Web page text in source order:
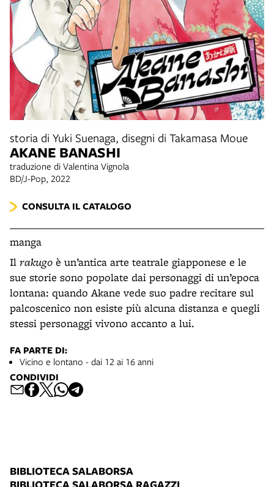
storia di Yuki Suenaga, disegni di Takamasa Moue
AKANE BANASHI
traduzione di Valentina Vignola
BD/J-Pop, 2022
CONSULTA IL CATALOGO
manga
Il rakugo è un’antica arte teatrale giapponese e le
sue storie sono popolate dai personaggi di un’epoca
lontana: quando Akane vede suo padre recitare sul
palcoscenico non esiste più alcuna distanza e quegli
stessi personaggi vivono accanto a lui.
FA PARTE DI:
Vicino e lontano - dai 12 ai 16 anni
CONDIVIDI
BIBLIOTECA SALABORSA